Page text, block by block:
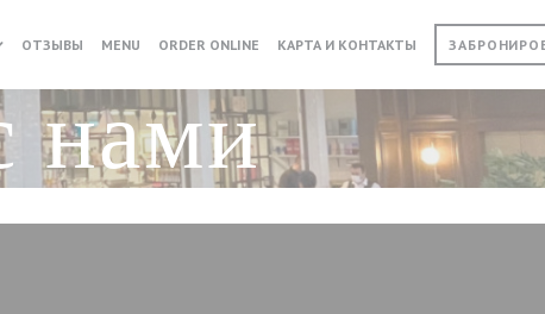
ОТЗЫВЫ MENU ((ОТКРЫВАЕТСЯ В НОВОМ ОКНЕ))
ORDER ONLINE ((ОТКРЫВАЕТСЯ В НОВОМ ОКНЕ))
КАРТА И КОНТАКТЫ
нами